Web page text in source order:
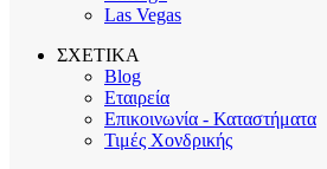
Las Vegas
ΣΧΕΤΙΚΑ
Blog
Εταιρεία
Επικοινωνία - Καταστήματα
Τιμές Χονδρικής